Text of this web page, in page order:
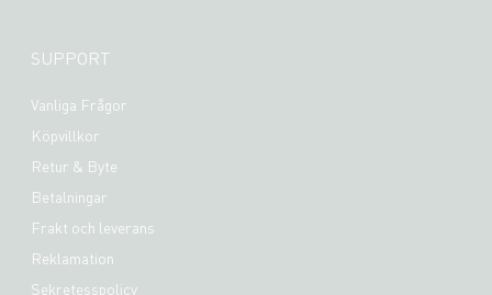
SUPPORT
Vanliga Frågor
Köpvillkor
Retur & Byte
Betalningar
Frakt och leverans
Reklamation
Sekretesspolicy